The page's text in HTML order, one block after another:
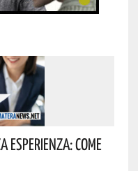
Esperienza: Come